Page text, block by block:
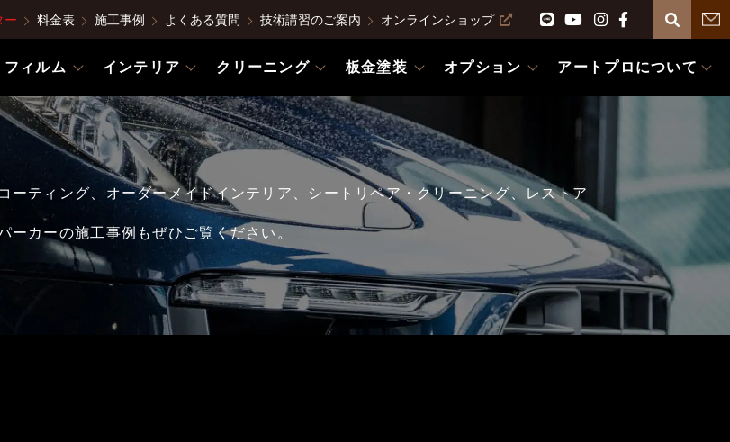
ー 料金表 施工事例 よくある質問 技術講習のご案内 オンラインショップ
フィルム インテリア クリーニング 板金塗装 オプション アートプロについて
ーティング、オーダーメイドインテリア、シートリペア・クリーニング、レストア
ーカーの施工事例もぜひご覧ください。